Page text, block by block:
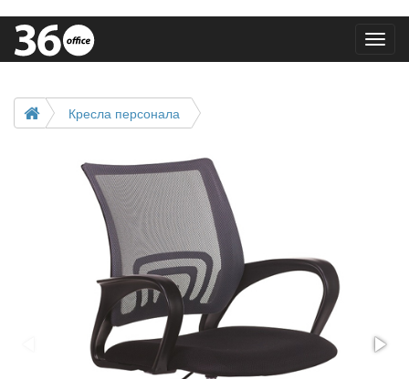
Кресла персонала